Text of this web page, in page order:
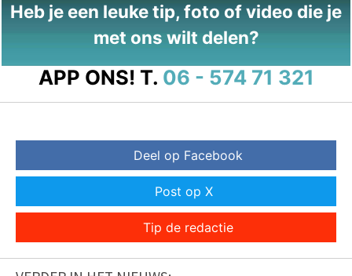
Heb je een leuke tip, foto of video die je
met ons wilt delen?
APP ONS! T. 06 - 574 71 321
Deel op Facebook
Post op X
Tip de redactie